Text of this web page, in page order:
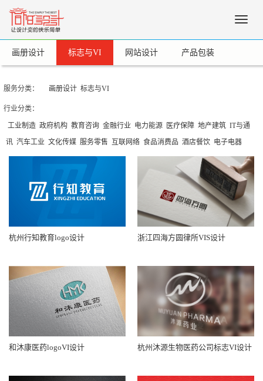
Toggle
画册设计 标志与VI 网站设计 产品包装
服务分类： 画册设计 标志与VI
行业分类：
工业制造 政府机构 教育咨询 金融行业 电力能源 医疗保障 地产建筑 IT与通
讯 汽车工业 文化传媒 服务零售 互联网络 食品消费品 酒店餐饮 电子电器
杭州行知教育logo设计 浙江四海方圆律所VIS设计
和沐康医药logoVI设计 杭州沐源生物医药公司标志VI设计